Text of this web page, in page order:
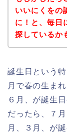
いいにくをの
に！と、毎日
探しているか
誕生日という
月で春の生ま
６月、が誕生
だったら、７
月、３月、が